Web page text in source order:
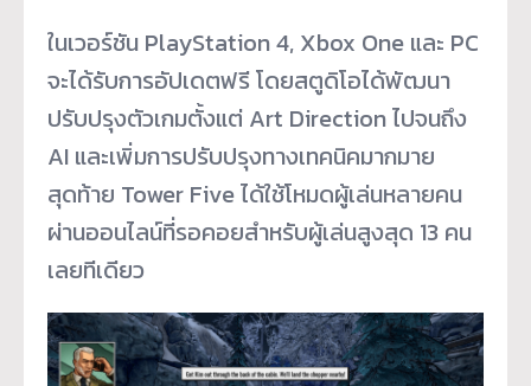
ในเวอร์ชัน PlayStation 4, Xbox One และ PC
จะได้รับการอัปเดตฟรี โดยสตูดิโอได้พัฒนา
ปรับปรุงตัวเกมตั้งแต่ Art Direction ไปจนถึง
AI และเพิ่มการปรับปรุงทางเทคนิคมากมาย
สุดท้าย Tower Five ได้ใช้โหมดผู้เล่นหลายคน
ผ่านออนไลน์ที่รอคอยสำหรับผู้เล่นสูงสุด 13 คน
เลยทีเดียว